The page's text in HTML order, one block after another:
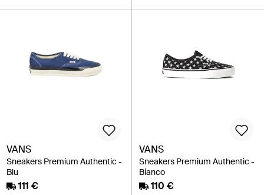
VANS
Sneakers Premium Authentic -
Blu
111 €
VANS
Sneakers Premium Authentic -
Bianco
110 €